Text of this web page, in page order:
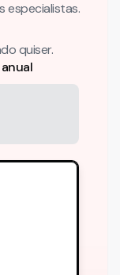
especialistas.
quiser.